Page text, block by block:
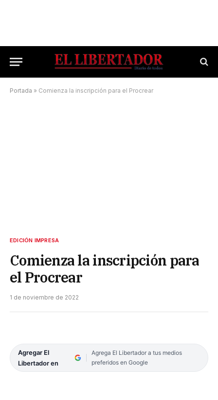
Portada » Comienza la inscripción para el Procrear
EDICIÓN IMPRESA
Comienza la inscripción para
el Procrear
1 de noviembre de 2022
Agregar El
Libertador en
Agrega El Libertador a tus medios
preferidos en Google